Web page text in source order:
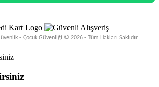
- Çocuk Güvenliği © 2026 - Tüm Hakları Saklıdır.